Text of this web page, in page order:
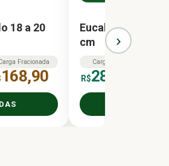
18 a 20
Fracionada
168,90
Eucalipto
cm
Carga
R$28,10
›